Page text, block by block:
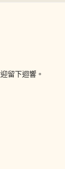
留下迴響。